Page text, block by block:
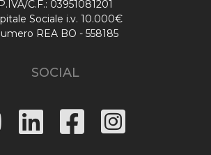
P.IVA/C.F.: 03951081201
Sociale i.v. 10.000€
REA BO - 558185
SOCIAL